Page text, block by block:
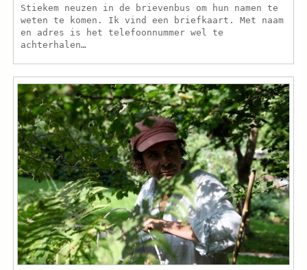
Stiekem neuzen in de brievenbus om hun namen te
weten te komen. Ik vind een briefkaart. Met naam
en adres is het telefoonnummer wel te
achterhalen…